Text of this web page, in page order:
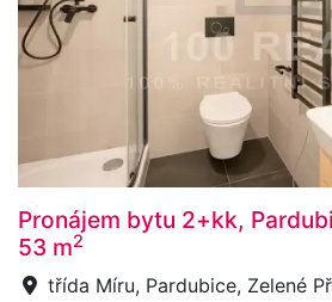
Pronájem bytu 2+kk,
53 m2
třída Míru, Pardubice, Zelené